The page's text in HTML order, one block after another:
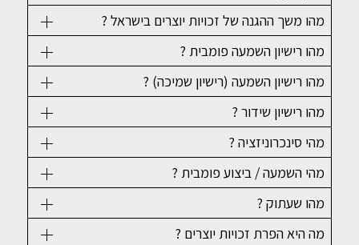
מהו משך ההגנה של זכויות יוצרים בישראל ?
מהו רישיון השמעה פומבית ?
מהו רישיון השמעה (רישיון שמיכה) ?
מהו רישיון שידור ?
מהי סינכרוניזציה ?
מהי השמעה / ביצוע פומבית ?
מהו שעתוק ?
מה היא הפרת זכויות יוצרים ?